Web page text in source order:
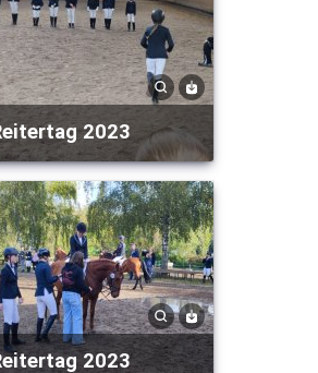
Reitertag 2023
Reitertag 2023